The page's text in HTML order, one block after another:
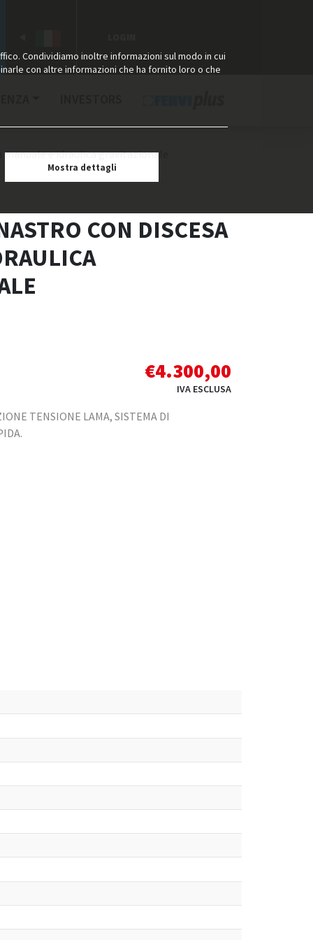
Condividiamo inoltre informazioni sul modo in cui
con altre informazioni che ha fornito loro o che
Mostra dettagli
e idraulica gravitazionale
CON DISCESA
€4.300,00
IVA ESCLUSA
TENSIONE LAMA, SISTEMA DI